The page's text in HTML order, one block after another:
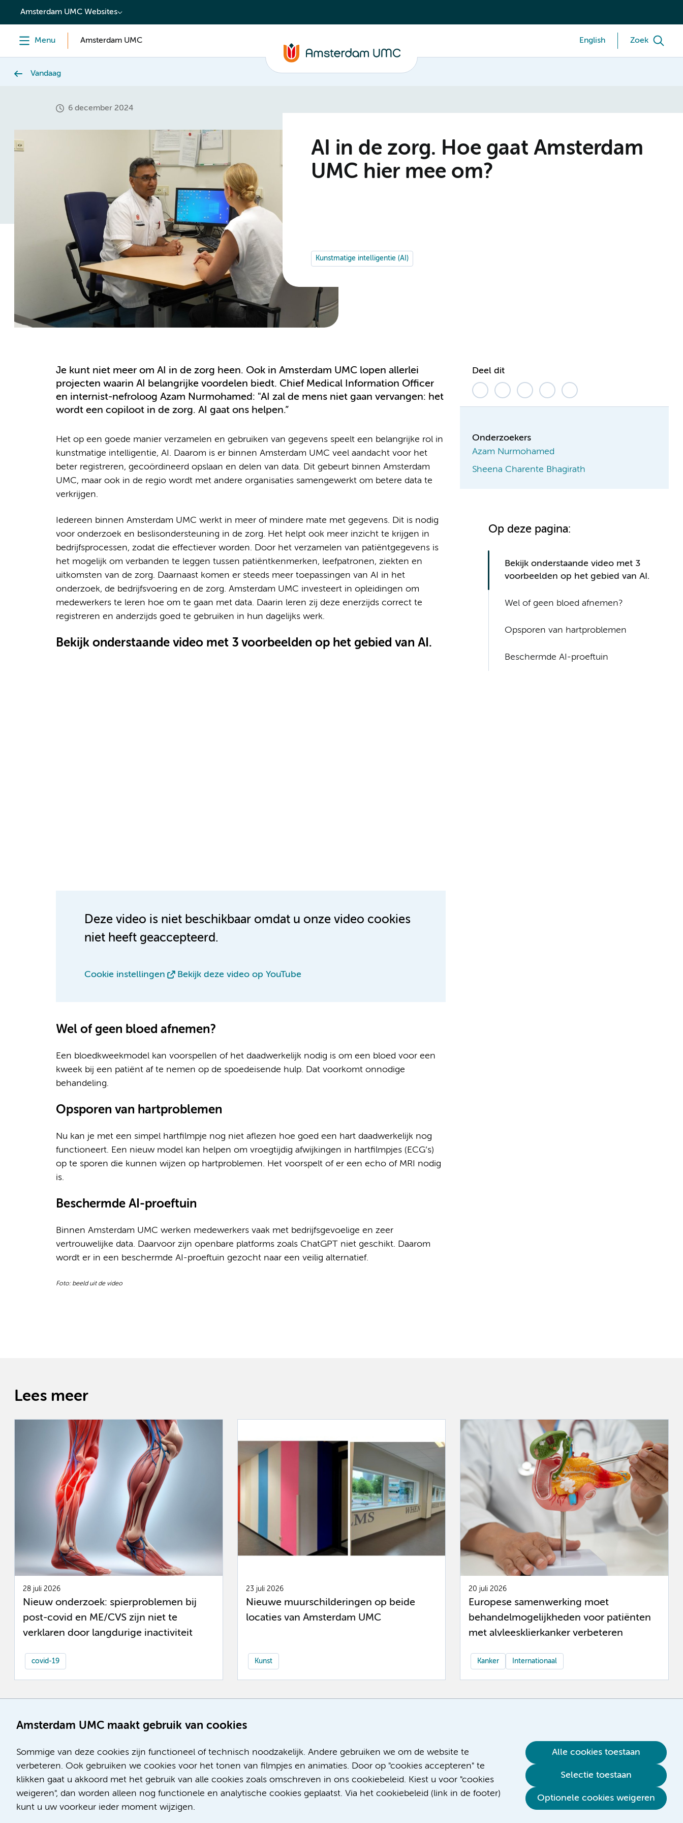
content
Amsterdam UMC maakt gebruik van cookies
Sommige van deze cookies zijn functioneel of technisch noodzakelijk. Andere gebruiken we om de website te
verbeteren. Ook gebruiken we cookies voor het tonen van filmpjes en animaties. Door op "cookies accepteren" te
klikken gaat u akkoord met het gebruik van alle cookies zoals omschreven in ons cookiebeleid. Kiest u voor "cookies
weigeren", dan worden alleen nog functionele en analytische cookies geplaatst. Via het cookiebeleid (link in de footer)
kunt u uw voorkeur ieder moment wijzigen.
Alle cookies toestaan
Selectie toestaan
Optionele cookies weigeren
Amsterdam UMC Websites
Menu Amsterdam UMC English Zoek
Vandaag
6 december 2024
AI in de zorg. Hoe gaat Amsterdam
UMC hier mee om?
Kunstmatige intelligentie (AI)
Je kunt niet meer om AI in de zorg heen. Ook in Amsterdam UMC lopen allerlei
projecten waarin AI belangrijke voordelen biedt. Chief Medical Information Officer
en internist-nefroloog Azam Nurmohamed: "AI zal de mens niet gaan vervangen: het
wordt een copiloot in de zorg. AI gaat ons helpen.”
Het op een goede manier verzamelen en gebruiken van gegevens speelt een belangrijke rol in
kunstmatige intelligentie, AI. Daarom is er binnen Amsterdam UMC veel aandacht voor het
beter registreren, gecoördineerd opslaan en delen van data. Dit gebeurt binnen Amsterdam
UMC, maar ook in de regio wordt met andere organisaties samengewerkt om betere data te
verkrijgen.
Iedereen binnen Amsterdam UMC werkt in meer of mindere mate met gegevens. Dit is nodig
voor onderzoek en beslisondersteuning in de zorg. Het helpt ook meer inzicht te krijgen in
bedrijfsprocessen, zodat die effectiever worden. Door het verzamelen van patiëntgegevens is
het mogelijk om verbanden te leggen tussen patiëntkenmerken, leefpatronen, ziekten en
uitkomsten van de zorg. Daarnaast komen er steeds meer toepassingen van AI in het
onderzoek, de bedrijfsvoering en de zorg. Amsterdam UMC investeert in opleidingen om
medewerkers te leren hoe om te gaan met data. Daarin leren zij deze enerzijds correct te
registreren en anderzijds goed te gebruiken in hun dagelijks werk.
Bekijk onderstaande video met 3 voorbeelden op het gebied van AI.
Deze video is niet beschikbaar omdat u onze video cookies
niet heeft geaccepteerd.
Cookie instellingen Bekijk deze video op YouTube
Wel of geen bloed afnemen?
Een bloedkweekmodel kan voorspellen of het daadwerkelijk nodig is om een bloed voor een
kweek bij een patiënt af te nemen op de spoedeisende hulp. Dat voorkomt onnodige
behandeling.
Opsporen van hartproblemen
Nu kan je met een simpel hartfilmpje nog niet aflezen hoe goed een hart daadwerkelijk nog
functioneert. Een nieuw model kan helpen om vroegtijdig afwijkingen in hartfilmpjes (ECG’s)
op te sporen die kunnen wijzen op hartproblemen. Het voorspelt of er een echo of MRI nodig
is.
Beschermde AI-proeftuin
Binnen Amsterdam UMC werken medewerkers vaak met bedrijfsgevoelige en zeer
vertrouwelijke data. Daarvoor zijn openbare platforms zoals ChatGPT niet geschikt. Daarom
wordt er in een beschermde AI-proeftuin gezocht naar een veilig alternatief.
Foto: beeld uit de video
Deel dit
Onderzoekers
Azam Nurmohamed
Sheena Charente Bhagirath
Op deze pagina:
Bekijk onderstaande video met 3
voorbeelden op het gebied van AI.
Wel of geen bloed afnemen?
Opsporen van hartproblemen
Beschermde AI-proeftuin
Lees meer
28 juli 2026
Nieuw onderzoek: spierproblemen bij
post-covid en ME/CVS zijn niet te
verklaren door langdurige inactiviteit
covid-19
23 juli 2026
Nieuwe muurschilderingen op beide
locaties van Amsterdam UMC
Kunst
20 juli 2026
Europese samenwerking moet
behandelmogelijkheden voor patiënten
met alvleesklierkanker verbeteren
Kanker Internationaal